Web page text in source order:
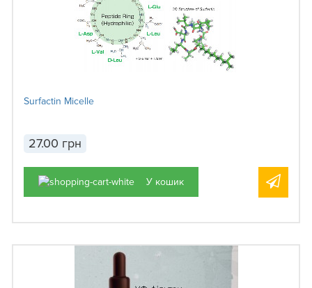
Surfactin Micelle
27.00 грн
У кошик